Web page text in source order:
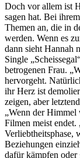
Doch vor allem ist
sagen hat. Bei
Themen an, die in
werden. Wenn es
dann sieht Hannah
Single
betrogenen Frau.
hervorgeht.
ihr Herz ist
zeigen, aber
„Wenn der Himmel
Filmen meist endet.
Verliebtheitsphase,
Beziehungen
dafür kämpfen oder